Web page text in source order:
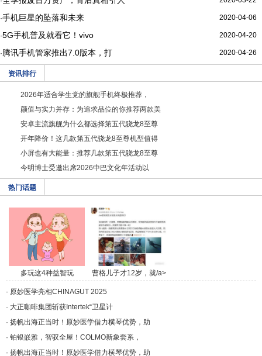
2020-04-06
·手机巨星的坠落和未来
2020-04-20
·5G手机普及就看它！vivo
2020-04-26
· 腾讯手机管家推出7.0版本，打
资讯排行
2026年适合学生党的旗舰手机终极推荐，
颜值与实力并存：为追求品位的你推荐两款美
安卓主流旗舰为什么都选择第五代骁龙8至尊
开年降价！这几款第五代骁龙8至尊机型值得
小屏也有大能量：推荐几款第五代骁龙8至尊
今明博士受邀出席2026中巴文化年活动以
热门话题
多玩这4种益智玩
具，/a>
曹格儿子才12岁，就/a>
· 原妙医学亮相CHINAGUT 2025
· 大正咖啡集团斩获Intertek“卫星计
· 扬帆出海正当时！原妙医学借力横琴优势，助
· 铂银嵌雅，智驭全屋！COLMO新象套系，
· 扬帆出海正当时！原妙医学借力横琴优势，助